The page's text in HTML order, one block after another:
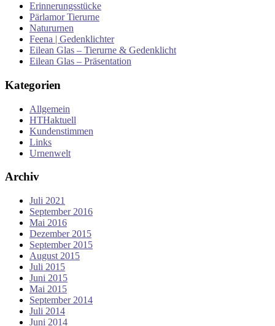
Erinnerungsstücke
Pärlamor Tierurne
Natururnen
Feena | Gedenklichter
Eilean Glas – Tierurne & Gedenklicht
Eilean Glas – Präsentation
Kategorien
Allgemein
HTHaktuell
Kundenstimmen
Links
Urnenwelt
Archiv
Juli 2021
September 2016
Mai 2016
Dezember 2015
September 2015
August 2015
Juli 2015
Juni 2015
Mai 2015
September 2014
Juli 2014
Juni 2014